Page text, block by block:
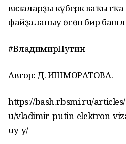
визаларҙы күберәк
файҙаланыу өсөн бирә
#ВладимирПутин
Автор: Д. ИШМОРАТОВА.
https://bash.rbsmi.ru/
u/vladimir-putin-elektron-
uy-y/